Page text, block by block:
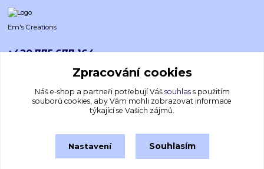
Em's Creations
+420 775 677 164
emscreations.cz@gmail.com
Zpracování cookies
Náš e-shop a partneři potřebují Váš souhlass použitím
souborů cookies, aby Vám mohli zobrazovat informace
týkající se Vašich zájmů.
Nastavení Souhlasím